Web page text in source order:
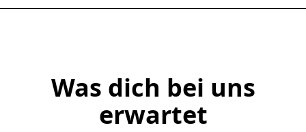
Was dich bei uns
erwartet